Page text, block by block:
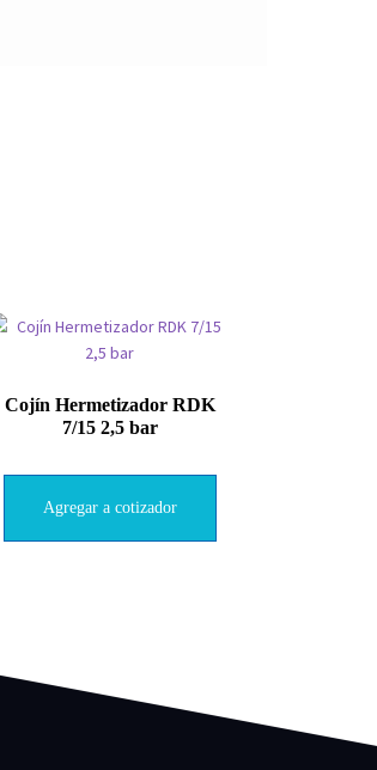
Cojín Hermetizador RDK
7/15 2,5 bar
Agregar a cotizador